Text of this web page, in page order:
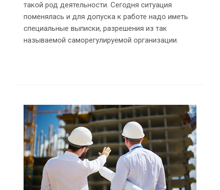
такой род деятельности. Сегодня ситуация
поменялась и для допуска к работе надо иметь
специальные выписки, разрешения из так
называемой саморегулируемой организации.